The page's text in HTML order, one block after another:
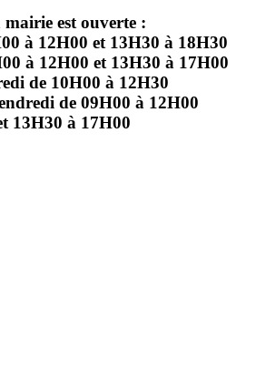
est ouverte :
à 12H00 et 13H30 à 18H30
à 12H00 et 13H30 à 17H00
de 10H00 à 12H30
de 09H00 à 12H00
13H30 à 17H00